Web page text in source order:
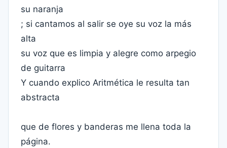
su naranja
; si cantamos al salir se oye su voz la más
alta
su voz que es limpia y alegre como arpegio
de guitarra
Y cuando explico Aritmética le resulta tan
abstracta
que de flores y banderas me llena toda la
página.